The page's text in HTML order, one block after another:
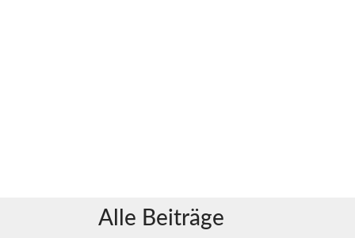
Alle Beiträge